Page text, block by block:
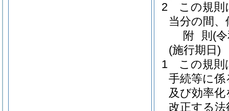
2
この規則
当分の間
附 則 (
(施行期日)
1
この規則
手続等に
及び効率
改正する法